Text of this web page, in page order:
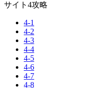
サイト4攻略
4-1
4-2
4-3
4-4
4-5
4-6
4-7
4-8